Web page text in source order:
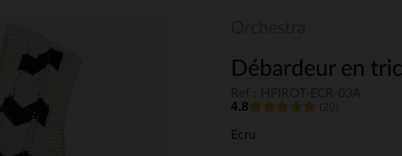
Débardeur en
4.8
Ecru